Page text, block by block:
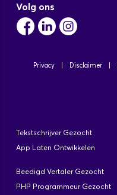
Volg ons
Privacy Disclaimer
Tekstschrijver Gezocht
App Laten Ontwikkelen
Beedigd Vertaler Gezocht
PHP Programmeur Gezocht